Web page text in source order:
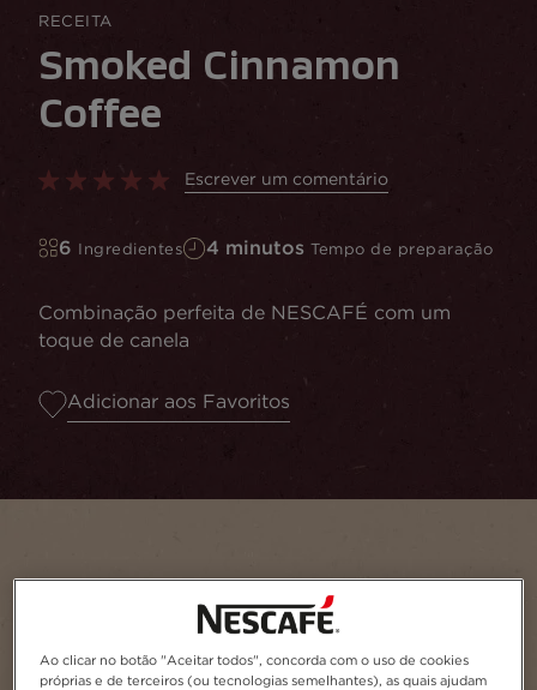
RECEITA
Smoked Cinnamon
Coffee
Escrever um comentário
6 Ingredientes 4 minutos Tempo de preparação
Combinação perfeita de NESCAFÉ com um
toque de canela
Adicionar aos Favoritos
Ao clicar no botão "Aceitar todos", concorda com o uso de cookies
próprias e de terceiros (ou tecnologias semelhantes), as quais ajudam